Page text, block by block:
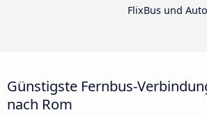
FlixBus und
Günstigste Fernbus-
nach Rom